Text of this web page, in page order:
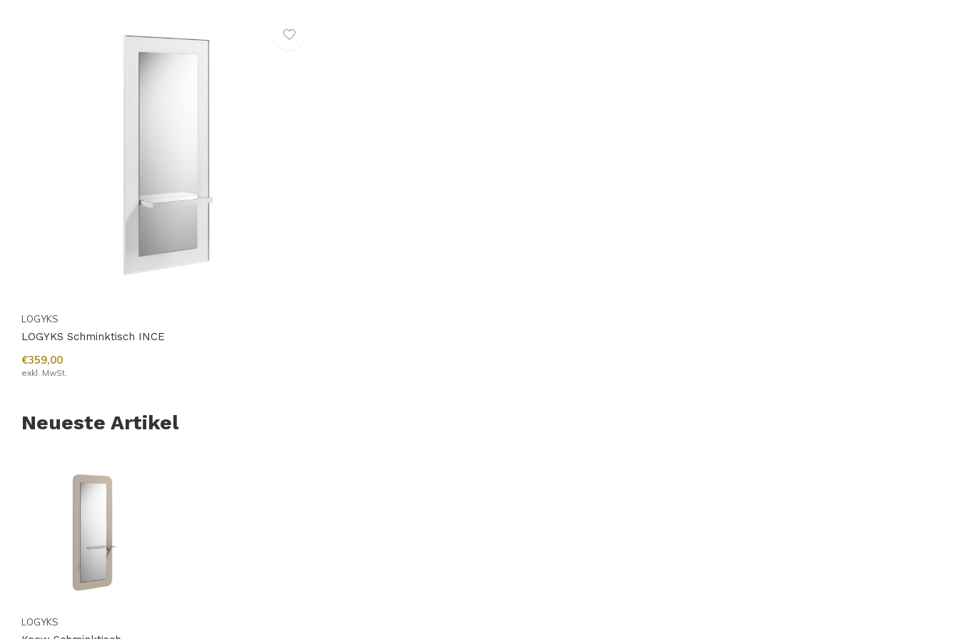
LOGYKS
LOGYKS Schminktisch INCE
€359,00
exkl. MwSt.
Neueste Artikel
LOGYKS